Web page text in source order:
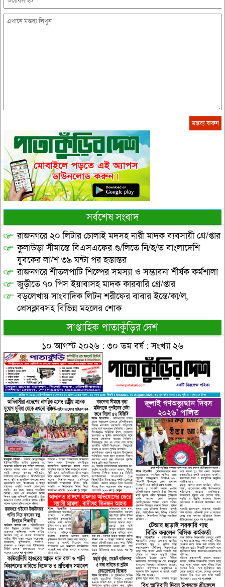
সর্বশেষ সংবাদ
রাজনগরে ২০ লিটার চোলাই মদসহ নারী মাদক ব্যবসায়ী গ্রে/প্তার
কুলাউড়া সীমান্তে বিএসএফের গু/লিতে নি/হ/ত বাংলাদেশি
যুবকের লা/শ ৩৯ ঘন্টা পর হস্তান্তর
রাজনগরে শীতলপাটি শিল্পের সমস্যা ও সম্ভাবনা শীর্ষক কর্মশালা
জুড়ীতে ৭০ পিস ইয়াবাসহ মাদক কারবারি গ্রে/প্তার
বড়লেখায় সাংবাদিক লিটন শরীফের বাবার ইন্তে/কা/ল,
প্রেসক্লাবসহ বিভিন্ন মহলের শোক
সাপ্তাহিক পাতাকুঁড়ির দেশ
১০ আগস্ট ২০২৬ : ৩০ তম বর্ষ : সংখ্যা ২৬